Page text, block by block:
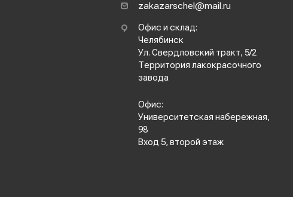
zakazarschel@mail.ru
Офис и склад:
Челябинск
Ул. Свердловский тракт, 5/2
Территория лакокрасочного
завода
Офис:
Университетская набережная,
98
Вход 5, второй этаж